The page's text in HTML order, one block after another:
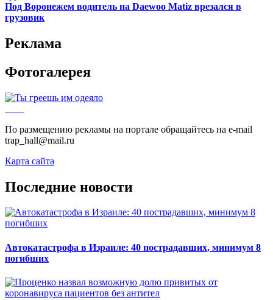
Под Воронежем водитель на Daewoo Matiz врезался в
грузовик
Реклама
Фотогалерея
По размещению рекламы на портале обращайтесь на e-mail
trap_hall@mail.ru
Карта сайта
Последние новости
Автокатастрофа в Израиле: 40 пострадавших, минимум 8
погибших